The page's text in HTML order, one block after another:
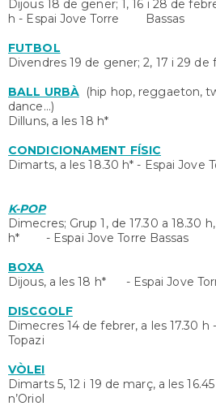
Dijous 18 de gener; 1, 16 i 28 de
h - Espai Jove Torre Bassas
FUTBOL
Divendres 19 de gener; 2, 17 i 29
BALL URBÀ (hip hop, reggaeton,
dance...)
Dilluns, a les 18 h*
CONDICIONAMENT FÍSIC
Dimarts, a les 18.30 h* - Espai Jove
K-POP
Dimecres; Grup 1, de 17.30 a 18.30
h* - Espai Jove Torre Bassas
BOXA
Dijous, a les 18 h* - Espai Jove
DISCGOLF
Dimecres 14 de febrer, a les 17.30 h
Topazi
VÒLEI
Dimarts 5, 12 i 19 de març, a les
n’Oriol